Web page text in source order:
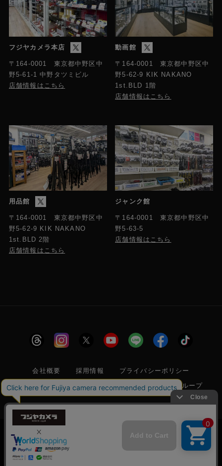
フジヤカメラ本店
〒164-0001 東京都中野区中
野5-61-1 中野タツミビル
店舗情報はこちら
動画館
〒164-0001 東京都中野区中
野5-62-9 KIK NAKANO
1st.BLD 1階
店舗情報はこちら
用品館
〒164-0001 東京都中野区中
野5-62-9 KIK NAKANO
1st.BLD 2階
店舗情報はこちら
ジャンク館
〒164-0001 東京都中野区中
野5-63-5
店舗情報はこちら
会社概要 採用情報
プライバシーポリシー
特定商取引に関する法律に基づく表示
フジヤグループ
商標登録 第5211024号 株式会社フジヤカメラ店 古物商許可番
号 東京都公安委員会 第304399601272号
© 2006 FUJIYACAMERA SHOP
当サイトでは利便性向上のためクッキー(Cookie)
を使用しています。クッキー(Cookie)の使用に関
しては「プライバシーポリシー」
をお読みくださ
い。
承諾する